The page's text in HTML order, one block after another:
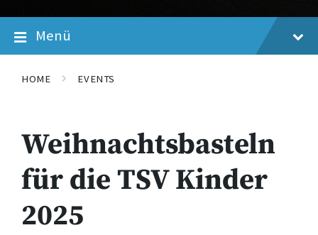
Menü
HOME EVENTS
Weihnachtsbasteln
für die TSV Kinder
2025